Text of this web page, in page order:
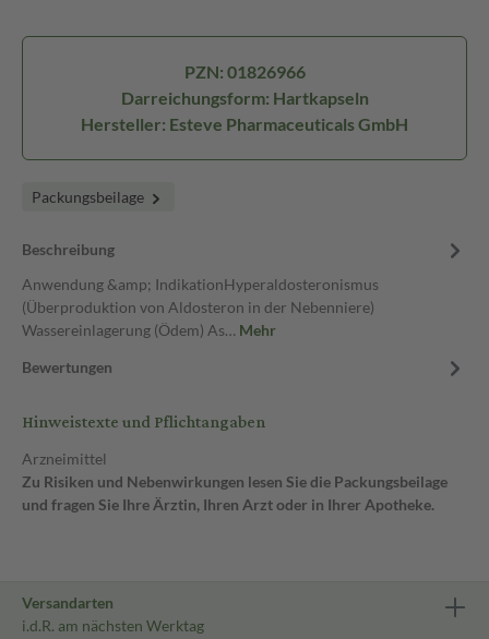
PZN: 01826966
Darreichungsform: Hartkapseln
Hersteller: Esteve Pharmaceuticals GmbH
Packungsbeilage
Beschreibung
Anwendung &amp; IndikationHyperaldosteronismus
(Überproduktion von Aldosteron in der Nebenniere)
Wassereinlagerung (Ödem) As… Mehr
Bewertungen
Hinweistexte und Pflichtangaben
Arzneimittel
Zu Risiken und Nebenwirkungen lesen Sie die Packungsbeilage
und fragen Sie Ihre Ärztin, Ihren Arzt oder in Ihrer Apotheke.
Versandarten
i.d.R. am nächsten Werktag